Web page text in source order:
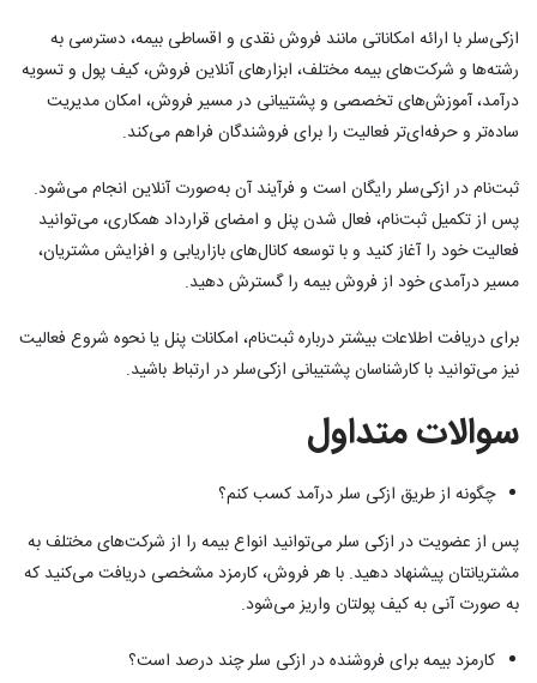
ازکی‌سلر با ارائه امکاناتی مانند فروش نقدی و اقساطی بیمه، دسترسی به
رشته‌ها و شرکت‌های بیمه مختلف، ابزارهای آنلاین فروش، کیف پول و تسویه
درآمد، آموزش‌های تخصصی و پشتیبانی در مسیر فروش، امکان مدیریت
ساده‌تر و حرفه‌ای‌تر فعالیت را برای فروشندگان فراهم می‌کند.
ثبت‌نام در ازکی‌سلر رایگان است و فرآیند آن به‌صورت آنلاین انجام می‌شود.
پس از تکمیل ثبت‌نام، فعال شدن پنل و امضای قرارداد همکاری، می‌توانید
فعالیت خود را آغاز کنید و با توسعه کانال‌های بازاریابی و افزایش مشتریان،
مسیر درآمدی خود از فروش بیمه را گسترش دهید.
برای دریافت اطلاعات بیشتر درباره ثبت‌نام، امکانات پنل یا نحوه شروع فعالیت
نیز می‌توانید با کارشناسان پشتیبانی ازکی‌سلر در ارتباط باشید.
سوالات متداول
چگونه از طریق ازکی سلر درآمد کسب کنم؟
پس از عضویت در ازکی سلر می‌توانید انواع بیمه را از شرکت‌های مختلف به
مشتریانتان پیشنهاد دهید. با هر فروش، کارمزد مشخصی دریافت می‌کنید که
به صورت آنی به کیف پولتان واریز می‌شود.
کارمزد بیمه برای فروشنده در ازکی سلر چند درصد است؟